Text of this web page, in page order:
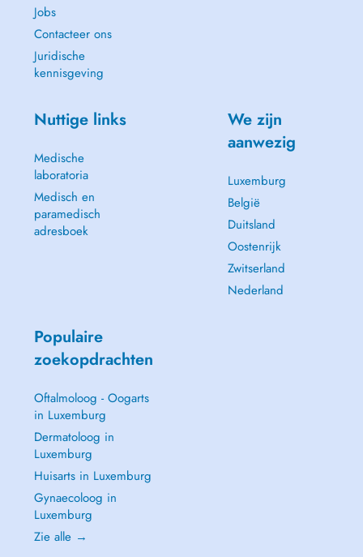
Jobs
Contacteer ons
Juridische
kennisgeving
Nuttige links
Medische
laboratoria
Medisch en
paramedisch
adresboek
We zijn
aanwezig
Luxemburg
België
Duitsland
Oostenrijk
Zwitserland
Nederland
Populaire
zoekopdrachten
Oftalmoloog - Oogarts
in Luxemburg
Dermatoloog in
Luxemburg
Huisarts in Luxemburg
Gynaecoloog in
Luxemburg
Zie alle →